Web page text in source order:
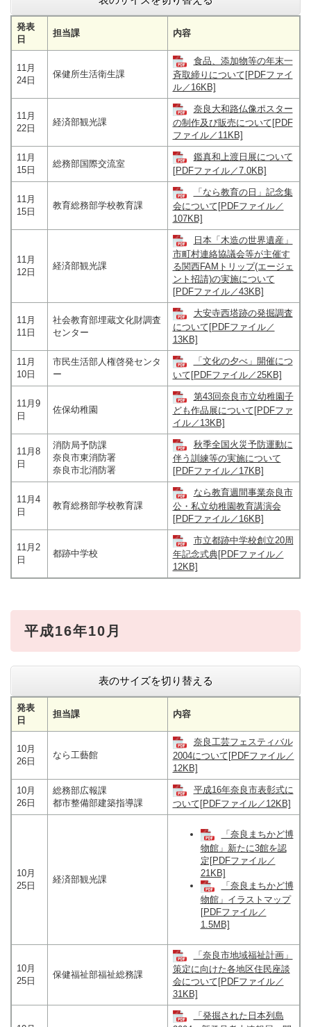
発表
日
担当課 内容
11月
24日
保健所生活衛生課
食品、添加物等の年末一
斉取締りについて[PDFファイ
ル／16KB]
11月
22日
経済部観光課
奈良大和路仏像ポスター
の制作及び販売について[PDF
ファイル／11KB]
11月
15日
総務部国際交流室
鑑真和上渡日展について
[PDFファイル／7.0KB]
11月
15日
教育総務部学校教育課
「なら教育の日」記念集
会について[PDFファイル／
107KB]
11月
12日
経済部観光課
日本「木造の世界遺産」
市町村連絡協議会等が主催す
る関西FAMトリップ(エージェ
ント招請)の実施について
[PDFファイル／43KB]
11月
11日
社会教育部埋蔵文化財調査
センター
大安寺西塔跡の発掘調査
について[PDFファイル／
13KB]
11月
10日
市民生活部人権啓発センタ
ー
「文化の夕べ」開催につ
いて[PDFファイル／25KB]
11月9
日
佐保幼稚園
第43回奈良市立幼稚園子
ども作品展について[PDFファ
イル／13KB]
11月8
日
消防局予防課
奈良市東消防署
奈良市北消防署
秋季全国火災予防運動に
伴う訓練等の実施について
[PDFファイル／17KB]
11月4
日
教育総務部学校教育課
なら教育週間事業奈良市
公・私立幼稚園教育講演会
[PDFファイル／16KB]
11月2
日
都跡中学校
市立都跡中学校創立20周
年記念式典[PDFファイル／
12KB]
平成16年10月
表のサイズを切り替える
発表
日
担当課 内容
10月
26日
なら工藝館
奈良工芸フェスティバル
2004について[PDFファイル／
12KB]
10月
26日
総務部広報課
都市整備部建築指導課
平成16年奈良市表彰式に
ついて[PDFファイル／12KB]
10月
25日
経済部観光課
「奈良まちかど博
物館」新たに3館を認
定[PDFファイル／
21KB]
「奈良まちかど博
物館」イラストマップ
[PDFファイル／
1.5MB]
10月
25日
保健福祉部福祉総務課
「奈良市地域福祉計画」
策定に向けた各地区住民座談
会について[PDFファイル／
31KB]
「発掘された日本列島